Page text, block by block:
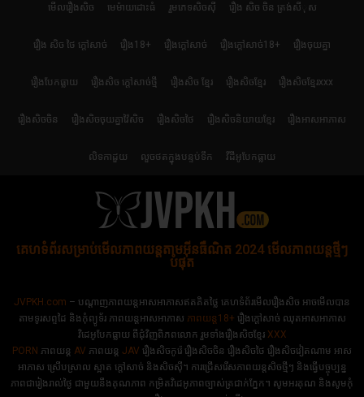
មើលរឿងសិច មេម៉ាយដោះធំ រួមភេទសិចស៊ី រឿង សិច ចិន ត្រង់សីុស
រឿង សិច ថៃ ក្តៅសាច់ រឿង18+ រឿងក្ដៅសាច់ រឿងក្ដៅសាច់18+ រឿងចុយគ្នា
រឿងបែកធ្លាយ រឿងសិច ក្តៅសាច់ថ្មី រឿងសិច ខ្មែរ រឿងសិចខ្មែរ រឿងសិចខ្មែរxxx
រឿងសិចចិន រឿងសិចចុយគ្នាវ៉ៃសិច រឿងសិចថៃ រឿងសិចនិយាយខ្មែរ រឿងអាសអាភាស
លិទកាដួយ លួចថតក្នុងបន្ទប់ទឹក វីដីអូបែកធ្លាយ
គេហទំព័រសម្រាប់មើលភាពយន្តតាមអ៊ីនធឺណិត 2024 មើលភាពយន្តថ្មីៗ
បំផុត
JVPKH.com – បណ្ដាញភាពយន្តអាសអាភាសឥតគិតថ្លៃ គេហទំព័រមើលរឿងសិច អាចមើលបាន
តាមទូរសព្ទដៃ និងកុំព្យូទ័រ ភាពយន្តអាសអាភាស ភាពយន្ត18+​​ រឿងក្ដៅសាច់ ឈុតអាសអាភាស
វិដេអូបែកធ្លាយ ពីជុំវិញពិភពលោក រួមទាំងរឿងសិចខ្មែរ XXX
PORN ភាពយន្ត AV ភាពយន្ត JAV រឿងសិចកូរ៉េ រឿងសិចចិន​ រឿងសិចថៃ រឿងសិចវៀតណាម អាស
អាភាស ស្រើបស្រាល ស្អាត ក្ដៅសាច់ និងសិចស៊ី។ ការជ្រើសរើសភាពយន្តសិចថ្មីៗ និងធ្វើបច្ចុប្បន្ន
ភាពជារៀងរាល់ថ្ងៃ ជាមួយនឹងគុណភាព កម្រិតវិដេអូភាពច្បាស់ត្រជាក់ភ្នែក។ សូមអរគុណ និងសូមកុំ